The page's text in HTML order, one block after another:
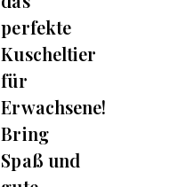
perfekte
Kuscheltier
für
Erwachsene!
Bring
Spaß und